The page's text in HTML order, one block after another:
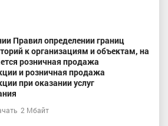
Правил определении границ
к организациям и объектам, на
розничная продажа
и розничная продажа
при оказании услуг
2 Мбайт